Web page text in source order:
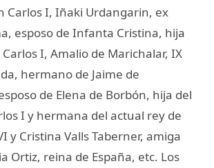
Carlos I, Iñaki Urdangarin, ex
esposo de Infanta Cristina, hija
I, Amalio de Marichalar, IX
hermano de Jaime de
de Elena de Borbón, hija del
I y hermana del actual rey de
y Cristina Valls Taberner, amiga
Ortiz, reina de España, etc. Los